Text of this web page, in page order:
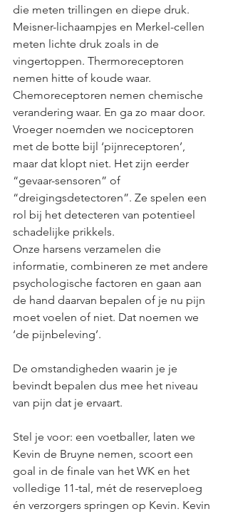
die meten trillingen en diepe druk.
Meisner-lichaampjes en Merkel-cellen
meten lichte druk zoals in de
vingertoppen. Thermoreceptoren
nemen hitte of koude waar.
Chemoreceptoren nemen chemische
verandering waar. En ga zo maar door.
Vroeger noemden we nociceptoren
met de botte bijl ‘pijnreceptoren’,
maar dat klopt niet. Het zijn eerder
“gevaar-sensoren” of
“dreigingsdetectoren”. Ze spelen een
rol bij het detecteren van potentieel
schadelijke prikkels.
Onze harsens verzamelen die
informatie, combineren ze met andere
psychologische factoren en gaan aan
de hand daarvan bepalen of je nu pijn
moet voelen of niet. Dat noemen we
‘de pijnbeleving’.
De omstandigheden waarin je je
bevindt bepalen dus mee het niveau
van pijn dat je ervaart.
Stel je voor: een voetballer, laten we
Kevin de Bruyne nemen, scoort een
goal in de finale van het WK en het
volledige 11-tal, mét de reserveploeg
én verzorgers springen op Kevin. Kevin